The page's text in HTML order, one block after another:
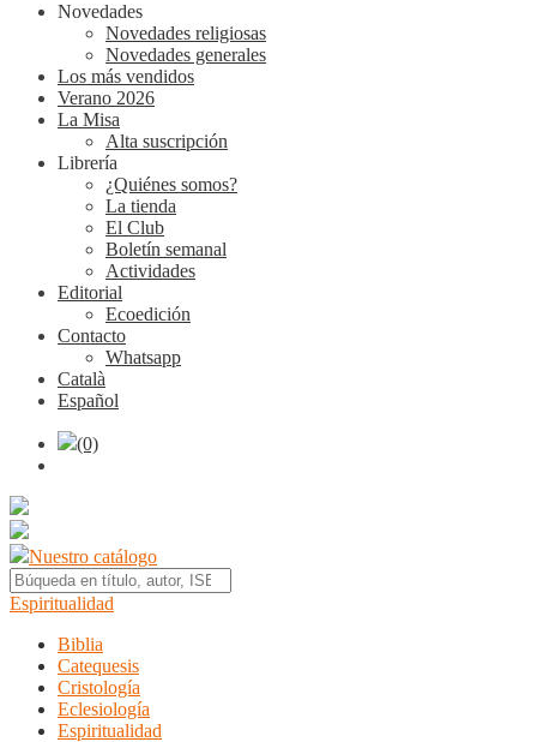
Novedades
Novedades religiosas
Novedades generales
Los más vendidos
Verano 2026
La Misa
Alta suscripción
Librería
¿Quiénes somos?
La tienda
El Club
Boletín semanal
Actividades
Editorial
Ecoedición
Contacto
Whatsapp
Català
Español
(0)
Nuestro catálogo
Espiritualidad
Biblia
Catequesis
Cristología
Eclesiología
Espiritualidad